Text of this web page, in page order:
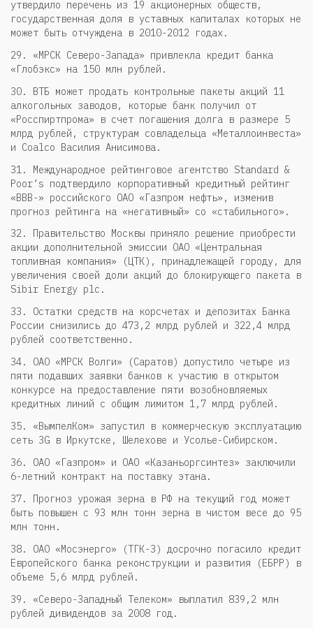
утвердило перечень из 19 акционерных обществ,
государственная доля в уставных капиталах которых не
может быть отчуждена в 2010-2012 годах.
29. «МРСК Северо-Запада» привлекла кредит банка
«Глобэкс» на 150 млн рублей.
30. ВТБ может продать контрольные пакеты акций 11
алкогольных заводов, которые банк получил от
«Росспиртпрома» в счет погашения долга в размере 5
млрд рублей, структурам совладельца «Металлоинвеста»
и Coalco Василия Анисимова.
31. Международное рейтинговое агентство Standard &
Poor’s подтвердило корпоративный кредитный рейтинг
«ВBВ-» российского ОАО «Газпром нефть», изменив
прогноз рейтинга на «негативный» со «стабильного».
32. Правительство Москвы приняло решение приобрести
акции дополнительной эмиссии ОАО «Центральная
топливная компания» (ЦТК), принадлежащей городу, для
увеличения своей доли акций до блокирующего пакета в
Sibir Energy plc.
33. Остатки средств на корсчетах и депозитах Банка
России снизились до 473,2 млрд рублей и 322,4 млрд
рублей соответственно.
34. ОАО «МРСК Волги» (Саратов) допустило четыре из
пяти подавших заявки банков к участию в открытом
конкурсе на предоставление пяти возобновляемых
кредитных линий с общим лимитом 1,7 млрд рублей.
35. «ВымпелКом» запустил в коммерческую эксплуатацию
сеть 3G в Иркутске, Шелехове и Усолье-Сибирском.
36. ОАО «Газпром» и ОАО «Казаньоргсинтез» заключили
6-летний контракт на поставку этана.
37. Прогноз урожая зерна в РФ на текущий год может
быть повышен с 93 млн тонн зерна в чистом весе до 95
млн тонн.
38. ОАО «Мосэнерго» (ТГК-3) досрочно погасило кредит
Европейского банка реконструкции и развития (ЕБРР) в
объеме 5,6 млрд рублей.
39. «Северо-Западный Телеком» выплатил 839,2 млн
рублей дивидендов за 2008 год.